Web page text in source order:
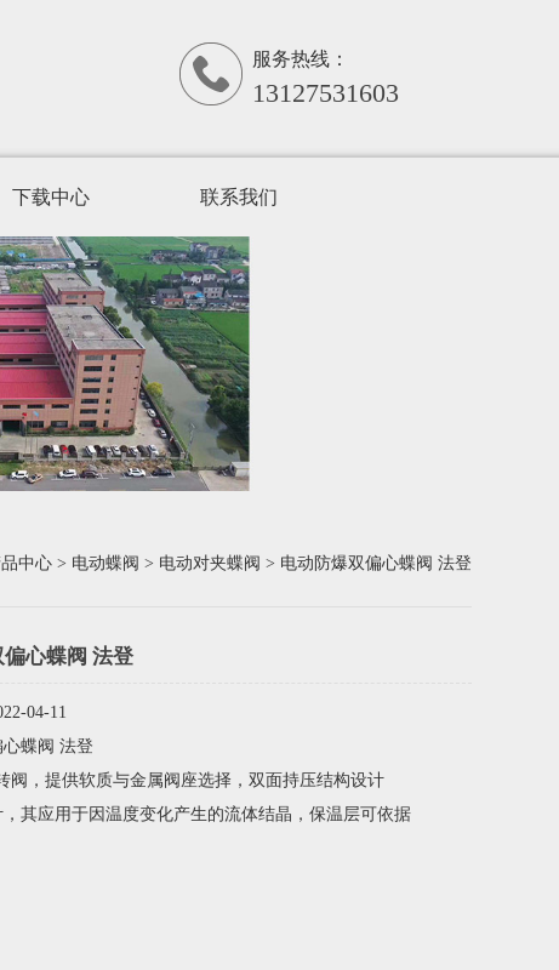
服务热线：
13127531603
下载中心 联系我们
中心 > 电动蝶阀 > 电动对夹蝶阀 > 电动防爆双偏心蝶阀 法登
心蝶阀 法登
04-11
蝶阀 法登
阀，提供软质与金属阀座选择，双面持压结构设计
其应用于因温度变化产生的流体结晶，保温层可依据